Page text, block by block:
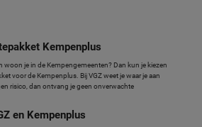
Kempenplus
woon je in de Kempengemeenten? Dan kun je kiezen
voor de Kempenplus. Bij VGZ weet je waar je aan
risico, dan ontvang je geen onverwachte
en Kempenplus